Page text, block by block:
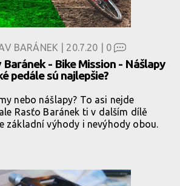
BARÁNEK | 20.7.20 | 0
- Bike Mission - Nášlapy
pedále sú najlepšie?
nebo nášlapy? To asi nejde
Rasťo Baránek ti v dalším dílě
základní výhody i nevýhody obou.